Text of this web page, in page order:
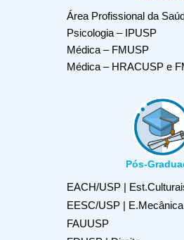
Área Profissional da
Psicologia – IPUSP
Médica – FMUSP
Médica – HRACUSP e
Pós-
EACH/USP |
EESC/USP | E.Mecânica
FAUUSP